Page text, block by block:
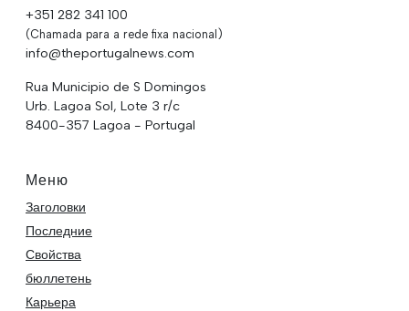
+351 282 341 100
(Chamada para a rede fixa nacional)
info@theportugalnews.com
Rua Municipio de S Domingos
Urb. Lagoa Sol, Lote 3 r/c
8400-357 Lagoa - Portugal
Меню
Заголовки
Последние
Свойства
бюллетень
Карьера